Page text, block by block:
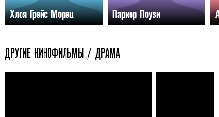
Хлоя Грейс Морец Паркер Поузи
ДРУГИЕ КИНОФИЛЬМЫ / ДРАМА